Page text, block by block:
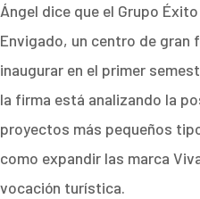
Ángel dice que el Grupo
Envigado, un centro de gran
inaugurar en el primer
la firma está analizando la
proyectos más pequeños
como expandir las marca
vocación turística.